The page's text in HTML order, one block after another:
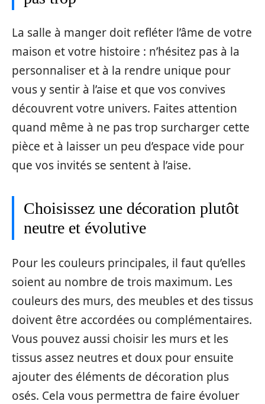
La salle à manger doit refléter l’âme de votre
maison et votre histoire : n’hésitez pas à la
personnaliser et à la rendre unique pour
vous y sentir à l’aise et que vos convives
découvrent votre univers. Faites attention
quand même à ne pas trop surcharger cette
pièce et à laisser un peu d’espace vide pour
que vos invités se sentent à l’aise.
Choisissez une décoration plutôt
neutre et évolutive
Pour les couleurs principales, il faut qu’elles
soient au nombre de trois maximum. Les
couleurs des murs, des meubles et des tissus
doivent être accordées ou complémentaires.
Vous pouvez aussi choisir les murs et les
tissus assez neutres et doux pour ensuite
ajouter des éléments de décoration plus
osés. Cela vous permettra de faire évoluer